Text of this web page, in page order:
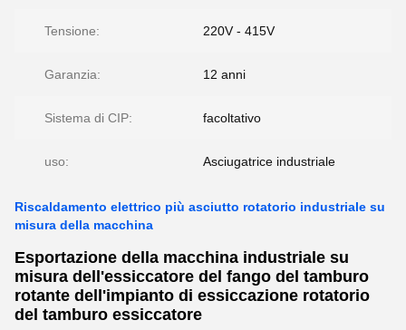
Tensione: 220V - 415V
Garanzia: 12 anni
Sistema di CIP: facoltativo
uso: Asciugatrice industriale
Riscaldamento elettrico più asciutto rotatorio industriale su
misura della macchina
Esportazione della macchina industriale su
misura dell'essiccatore del fango del tamburo
rotante dell'impianto di essiccazione rotatorio
del tamburo essiccatore